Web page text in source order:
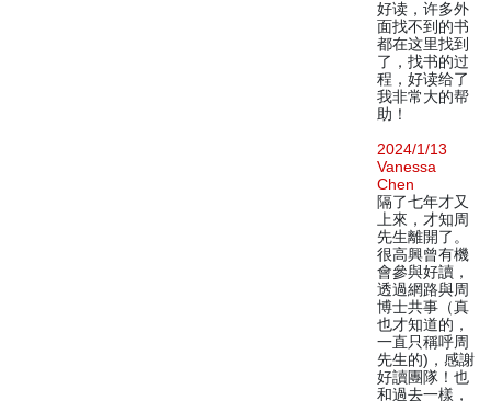
好读，许多外
面找不到的书
都在这里找到
了，找书的过
程，好读给了
我非常大的帮
助！
2024/1/13
Vanessa
Chen
隔了七年才又
上來，才知周
先生離開了。
很高興曾有機
會參與好讀，
透過網路與周
博士共事（真
也才知道的，
一直只稱呼周
先生的)，感謝
好讀團隊！也
和過去一樣，